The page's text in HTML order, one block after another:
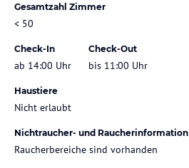
Gesamtzahl Zimmer
< 50
Check-In
ab 14:00 Uhr
Check-Out
bis 11:00 Uhr
Haustiere
Nicht erlaubt
Nichtraucher- und Raucherinformation
Raucherbereiche sind vorhanden